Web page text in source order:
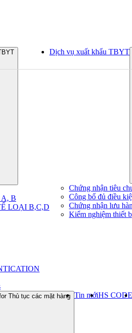
A, B
LOẠI B,C,D
Dịch vụ xuất khẩu TBYT
Chứng nhận tiêu
Công bố đủ điều
Chứng nhận lưu
Kiểm nghiệm thiết
Thủ tục các mặt hàng Tin mớiHS CODE